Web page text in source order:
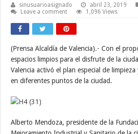
sinusuarioasignado abril 23, 2019
Leave a comment
1,096 Views
(Prensa Alcaldía de Valencia).- Con el
espacios limpios para el disfrute de la
Valencia activó el plan especial de
en diferentes puntos de la ciudad.
Alberto Mendoza, presidente de la